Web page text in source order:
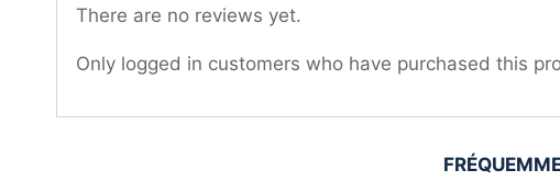
There are no reviews yet.
Only logged in customers who have purchased this